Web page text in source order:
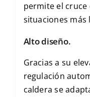
permite el cruce
situaciones más
Alto diseño.
Gracias a su
regulación
caldera se